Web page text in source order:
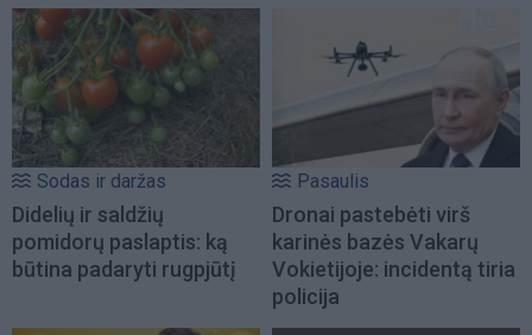
Sodas ir daržas
Didelių ir saldžių
pomidorų paslaptis: ką
būtina padaryti rugpjūtį
Pasaulis
Dronai pastebėti virš
karinės bazės Vakarų
Vokietijoje: incidentą tiria
policija